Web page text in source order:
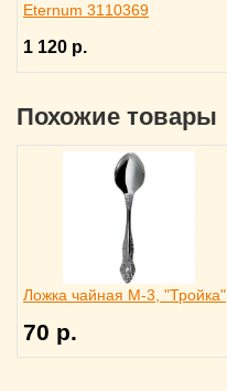
Eternum 3110369
1 120 р.
Похожие товары
Ложка чайная М-3, "Тройка"
70 р.